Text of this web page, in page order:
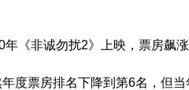
年《非诚勿扰2》上映，票房飙涨
年度票房排名下降到第6名，但